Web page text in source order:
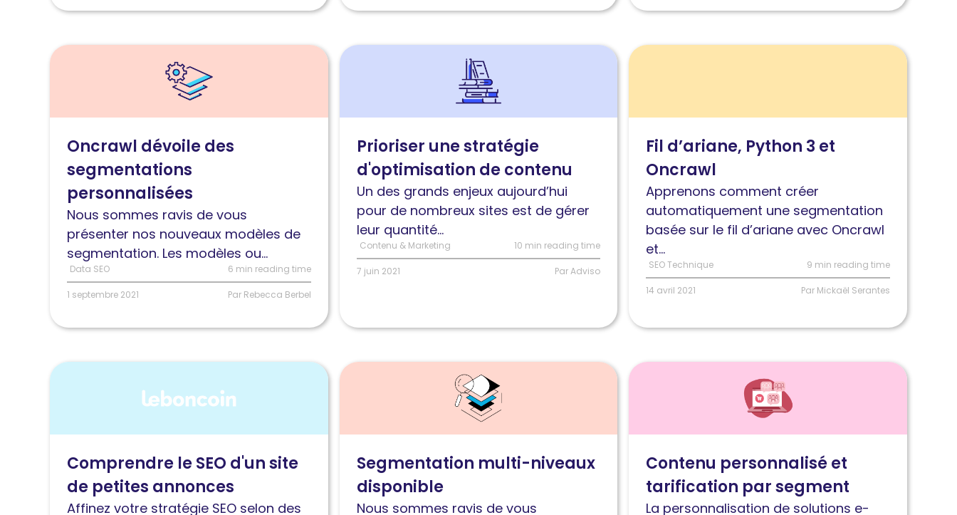
Lire
segmentations
personnalisées
pour
des
vues
intelligentes
votre
site
Oncrawl dévoile des
segmentations
personnalisées
Nous sommes ravis de vous
présenter nos nouveaux modèles de
segmentation. Les modèles ou...
Data SEO 6 min reading time
1 septembre 2021 Par Rebecca Berbel
Lire
stratégie
d’optimisation
contenu
SEO
avec
Oncrawl
Prioriser une stratégie
d'optimisation de contenu
Un des grands enjeux aujourd’hui
pour de nombreux sites est de gérer
leur quantité...
Contenu & Marketing 10 min reading time
7 juin 2021 Par Adviso
Lire
Oncrawl
route
vers
l’automatisation
Fil d’ariane, Python 3 et
Oncrawl
Apprenons comment créer
automatiquement une segmentation
basée sur le fil d’ariane avec Oncrawl
et...
SEO Technique 9 min reading time
14 avril 2021 Par Mickaël Serantes
Lire
SEO
avec
Comprendre le SEO d'un site
de petites annonces
Affinez votre stratégie SEO selon des
Lire
avec
une
segmentation
Segmentation multi-niveaux
disponible
Nous sommes ravis de vous
Lire
contenu
personnalisé
Contenu personnalisé et
tarification par segment
La personnalisation de solutions e-